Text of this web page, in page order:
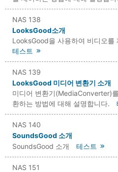
NAS 138
LooksGood소개
LooksGood을 사용하여 비디오를
테스트
NAS 139
LooksGood 미디어 변환기 소개
미디어 변환기(MediaConverter)
환하는 방법에 대해 설명합니다.
NAS 140
SoundsGood 소개
SoundsGood 소개
테스트
NAS 151